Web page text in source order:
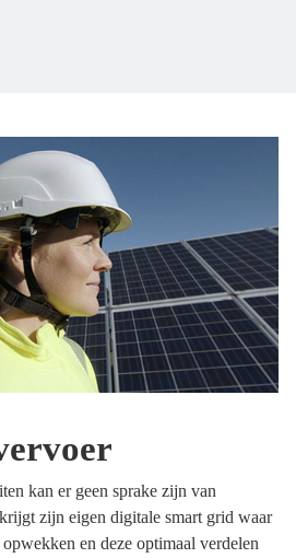
kan er geen sprake zijn van
zijn eigen digitale smart grid waar
en deze optimaal verdelen